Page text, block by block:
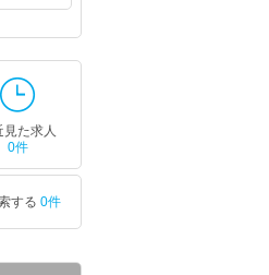
見た求人
0件
する 0件